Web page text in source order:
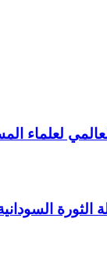
العالمي لعلماء
الثورة